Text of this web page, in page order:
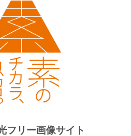
フリー画像サイト